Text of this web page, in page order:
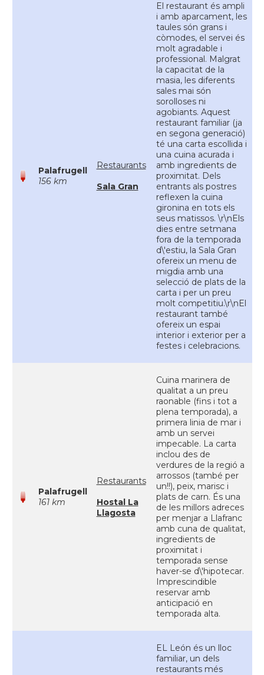
Palafrugell
156 km
Restaurants
Sala Gran
El restaurant és ampli
i amb aparcament, les
taules són grans i
còmodes, el servei és
molt agradable i
professional. Malgrat
la capacitat de la
masia, les diferents
sales mai són
sorolloses ni
agobiants. Aquest
restaurant familiar (ja
en segona generació)
té una carta escollida i
una cuina acurada i
amb ingredients de
proximitat. Dels
entrants als postres
reflexen la cuina
gironina en tots els
seus matissos. \r\nEls
dies entre setmana
fora de la temporada
d\'estiu, la Sala Gran
ofereix un menu de
migdia amb una
selecció de plats de la
carta i per un preu
molt competitiu.\r\nEl
restaurant també
ofereix un espai
interior i exterior per a
festes i celebracions.
Palafrugell
161 km
Restaurants
Hostal La
Llagosta
Cuina marinera de
qualitat a un preu
raonable (fins i tot a
plena temporada), a
primera linia de mar i
amb un servei
impecable. La carta
inclou des de
verdures de la regió a
arrossos (també per
un!!), peix, marisc i
plats de carn. És una
de les millors adreces
per menjar a Llafranc
amb cuna de qualitat,
ingredients de
proximitat i
temporada sense
haver-se d\'hipotecar.
Imprescindible
reservar amb
anticipació en
temporada alta.
EL León és un lloc
familiar, un dels
restaurants més